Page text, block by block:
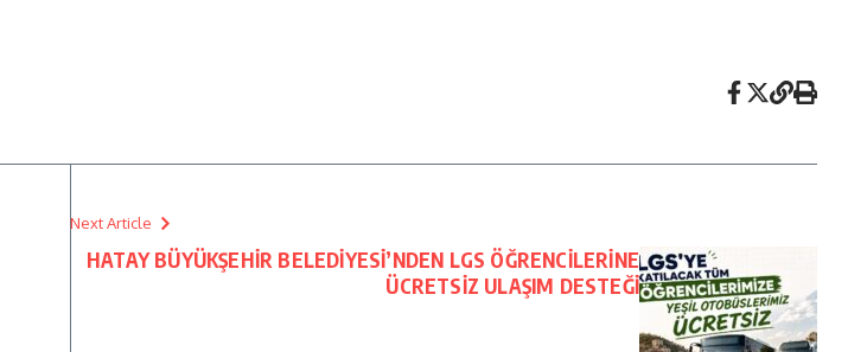
Next Article
HATAY BÜYÜKŞEHİR BELEDİYESİ’NDEN LGS ÖĞRENCİLERİNE
ÜCRETSİZ ULAŞIM DESTEĞİ